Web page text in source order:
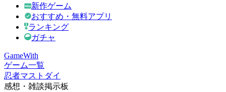
新作ゲーム
おすすめ・無料アプリ
ランキング
ガチャ
GameWith
ゲーム一覧
忍者マストダイ
感想・雑談掲示板